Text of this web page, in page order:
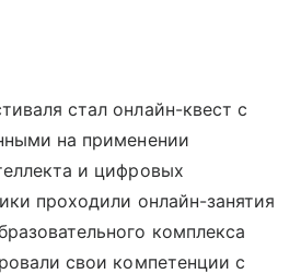
стал онлайн-квест с
на применении
и цифровых
проходили онлайн-занятия
комплекса
свои компетенции с